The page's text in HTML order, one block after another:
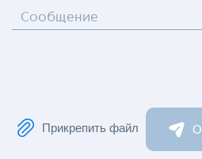
Сообщение
Прикрепить файл